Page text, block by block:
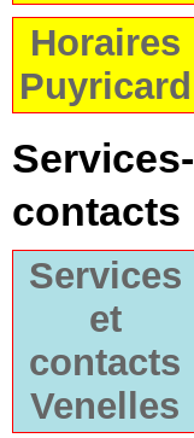
Horaires
Puyricard
Services-
contacts
Services
et
contacts
Venelles